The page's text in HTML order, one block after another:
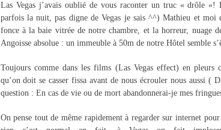
Las Vegas j’avais oublié de vous raconter un truc « drôle
parfois la nuit, pas digne de Vegas je sais ^^) Mathieu et moi
fonce à la baie vitrée de notre chambre, et la horreur, nuage
Angoisse absolue : un immeuble à 50m de notre Hôtel semble
Toujours comme dans les films (Las Vegas effect) en pleurs
qu’on doit se casser fissa avant de nous écrouler nous aussi (
question : En cas de vie ou de mort abandonnerai-je mes
On pense tout de même rapidement à regarder sur internet